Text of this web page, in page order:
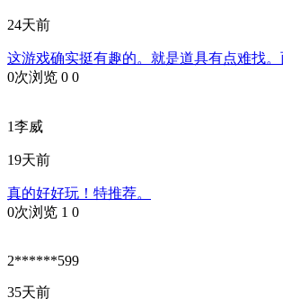
24天前
这游戏确实挺有趣的。就是道具有点难找
0次浏览 0 0
1李威
19天前
真的好好玩！特推荐。
0次浏览 1 0
2******599
35天前